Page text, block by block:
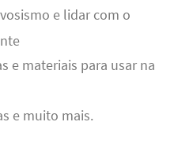
e lidar com o
e materiais para usar na
e muito mais.